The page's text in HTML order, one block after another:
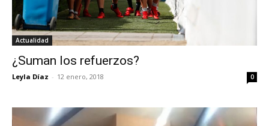
Actualidad
¿Suman los refuerzos?
Leyla Díaz - 12 enero, 2018 0